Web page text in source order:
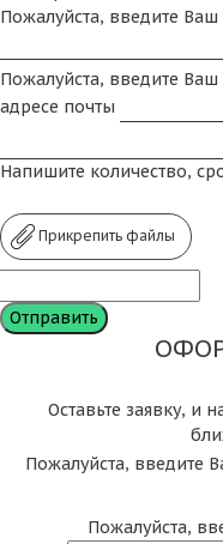
Пожалуйста, введите
Пожалуйста, введите
адресе почты
Напишите количество,
Прикрепить файлы
Оставьте заявку, и
Пожалуйста, введите
Пожалуйста,